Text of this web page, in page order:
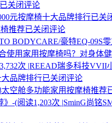
已关闭评论
元按摩椅十大品牌排行已关
推荐已关闭评论
BODYCARE/豪特EQ-09S
使用家用按摩椅吗？对身体健
次 |REEAD瑞多科技VVII
大品牌排行已关闭评论
太空舱多功能家用按摩椅推荐
-(阅读1,203次 |SminG尚铭